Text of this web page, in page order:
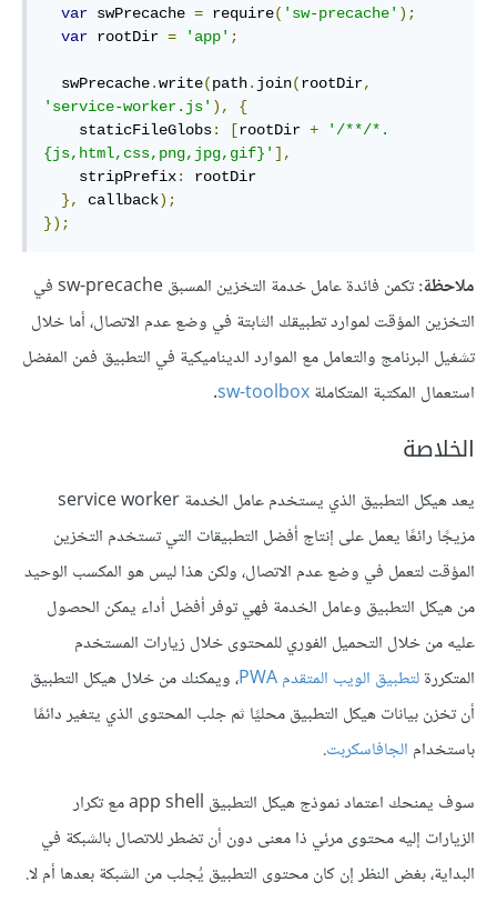
var swPrecache = require( 'sw-precache' );
var rootDir = 'app' ;
  swPrecache
.write(path. join(rootDir,
'service-worker.js' ),
{
    staticFileGlobs
: [rootDir +
'/**/*.
{js,html,css,png,jpg,gif}' ],
    stripPrefix
:
rootDir
},
callback);
});
ملاحظة:
تكمن فائدة عامل خدمة التخزين المسبق sw-precache في
التخزين المؤقت لموارد تطبيقك الثابتة في وضع عدم الاتصال، أما خلال
تشغيل البرنامج والتعامل مع الموارد الديناميكية في التطبيق فمن المفضل
استعمال المكتبة المتكاملةsw-toolbox
.
الخلاصة
يعد هيكل التطبيق الذي يستخدم عامل الخدمة service worker
مزيجًا رائعًا يعمل على إنتاج أفضل التطبيقات التي تستخدم التخزين
المؤقت لتعمل في وضع عدم الاتصال، ولكن هذا ليس هو المكسب الوحيد
من هيكل التطبيق وعامل الخدمة فهي توفر أفضل أداء يمكن الحصول
عليه من خلال التحميل الفوري للمحتوى خلال زيارات المستخدم
المتكررةلتطبيق الويب المتقدم PWA
، ويمكنك من خلال هيكل التطبيق
أن تخزن بيانات هيكل التطبيق محليًا ثم جلب المحتوى الذي يتغير دائمًا
باستخدام الجافاسكربت.
سوف يمنحك اعتماد نموذج هيكل التطبيق app shell مع تكرار
الزيارات إليه محتوى مرئي ذا معنى دون أن تضطر للاتصال بالشبكة في
البداية، بغض النظر إن كان محتوى التطبيق يُجلب من الشبكة بعدها أم لا.